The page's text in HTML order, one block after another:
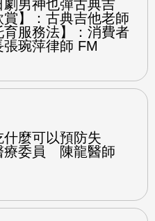
劇男神也彈古典吉
】：古典吉他老師
服務法】：消費者
琬萍律師 FM
什麼可以預防失
療委員 陳龍醫師